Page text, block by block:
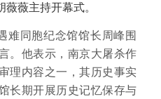
薇薇主持开幕式。
难同胞纪念馆馆长周峰围
。他表示，南京大屠杀作
理内容之一，其历史事实
长期开展历史记忆保存与